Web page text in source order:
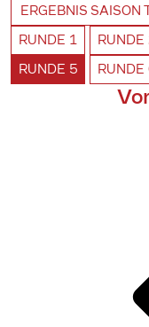
ERGEBNIS SAISON
RUNDE 1 RUNDE
RUNDE 5 RUNDE